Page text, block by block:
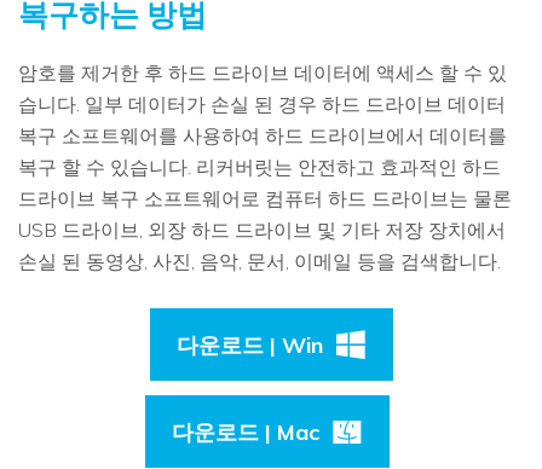
복구하는 방법
암호를 제거한 후 하드 드라이브 데이터에 액세스 할 수 있
습니다. 일부 데이터가 손실 된 경우 하드 드라이브 데이터
복구 소프트웨어를 사용하여 하드 드라이브에서 데이터를
복구 할 수 있습니다. 리커버릿는 안전하고 효과적인 하드
드라이브 복구 소프트웨어로 컴퓨터 하드 드라이브는 물론
USB 드라이브, 외장 하드 드라이브 및 기타 저장 장치에서
손실 된 동영상, 사진, 음악, 문서, 이메일 등을 검색합니다.
다운로드 | Win
다운로드 | Mac